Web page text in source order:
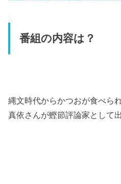
番組の内容は？
縄文時代からかつおが食べら
真依さんが鰹節評論家として